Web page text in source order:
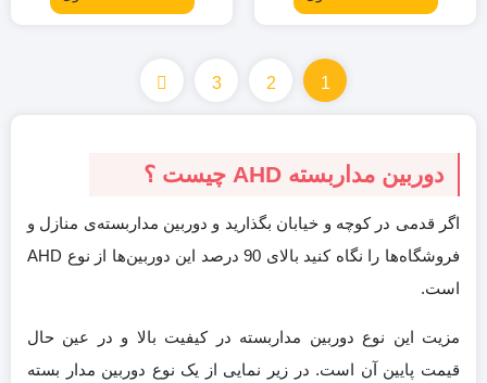
1
2
3
دوربین مداربسته AHD چیست ؟
اگر قدمی در کوچه و خیابان بگذارید و دوربین مداربسته‌ی منازل و
فروشگاه‌ها را نگاه کنید بالای 90 درصد این دوربین‌ها از نوع AHD
است.
مزیت این نوع دوربین مداربسته در کیفیت بالا و در عین حال
قیمت پایین آن است. در زیر نمایی از یک نوع دوربین مدار بسته